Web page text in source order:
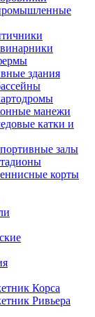
здания
манежи
катки и
залы
корты
Корса
Ривьера